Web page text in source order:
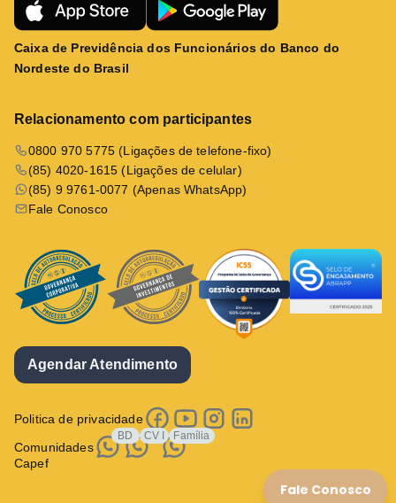
Caixa de Previdência dos Funcionários do Banco do
Nordeste do Brasil
Relacionamento com participantes
0800 970 5775 (Ligações de telefone-fixo)
(85) 4020-1615 (Ligações de celular)
(85) 9 9761-0077 (Apenas WhatsApp)
Fale Conosco
Agendar Atendimento
Politica de privacidade
Comunidades
Capef
BD CV I Família